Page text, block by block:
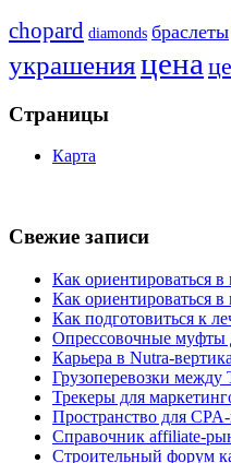
chopard diamonds браслеты
украшенияцена
Страницы
Карта
Свежие записи
Как ориентироваться
Как ориентироваться
Как подготовиться к
Опрессовочные муфты
Карьера в Nutra-
Грузоперевозки между
Трекеры для
Пространство для
Справочник affiliate-
Строительный форум